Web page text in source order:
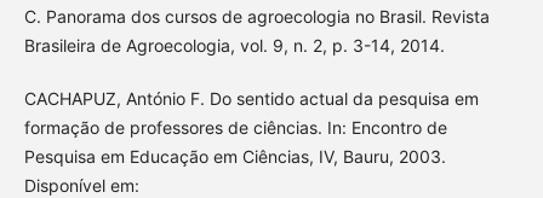
C. Panorama dos cursos de agroecologia no Brasil. Revista
Brasileira de Agroecologia, vol. 9, n. 2, p. 3-14, 2014.
CACHAPUZ, António F. Do sentido actual da pesquisa em
formação de professores de ciências. In: Encontro de
Pesquisa em Educação em Ciências, IV, Bauru, 2003.
Disponível em: